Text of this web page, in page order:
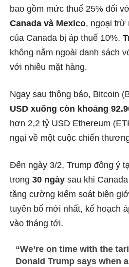
bao gồm mức thuế 25% đối
Canada và Mexico, ngoại trừ
của Canada bị áp thuế 10%.
không nằm ngoài danh sách
với nhiều mặt hàng.
Ngay sau thông báo, Bitcoin
USD xuống còn khoảng
hơn 2,2 tỷ USD Ethereum
ngại về một cuộc chiến
Đến ngày 3/2, Trump đồng ý
trong 30 ngày sau khi
tăng cường kiểm soát biên
tuyên bố mới nhất, kế hoạch
vào tháng tới.
“We’re on time with the
Donald Trump says when